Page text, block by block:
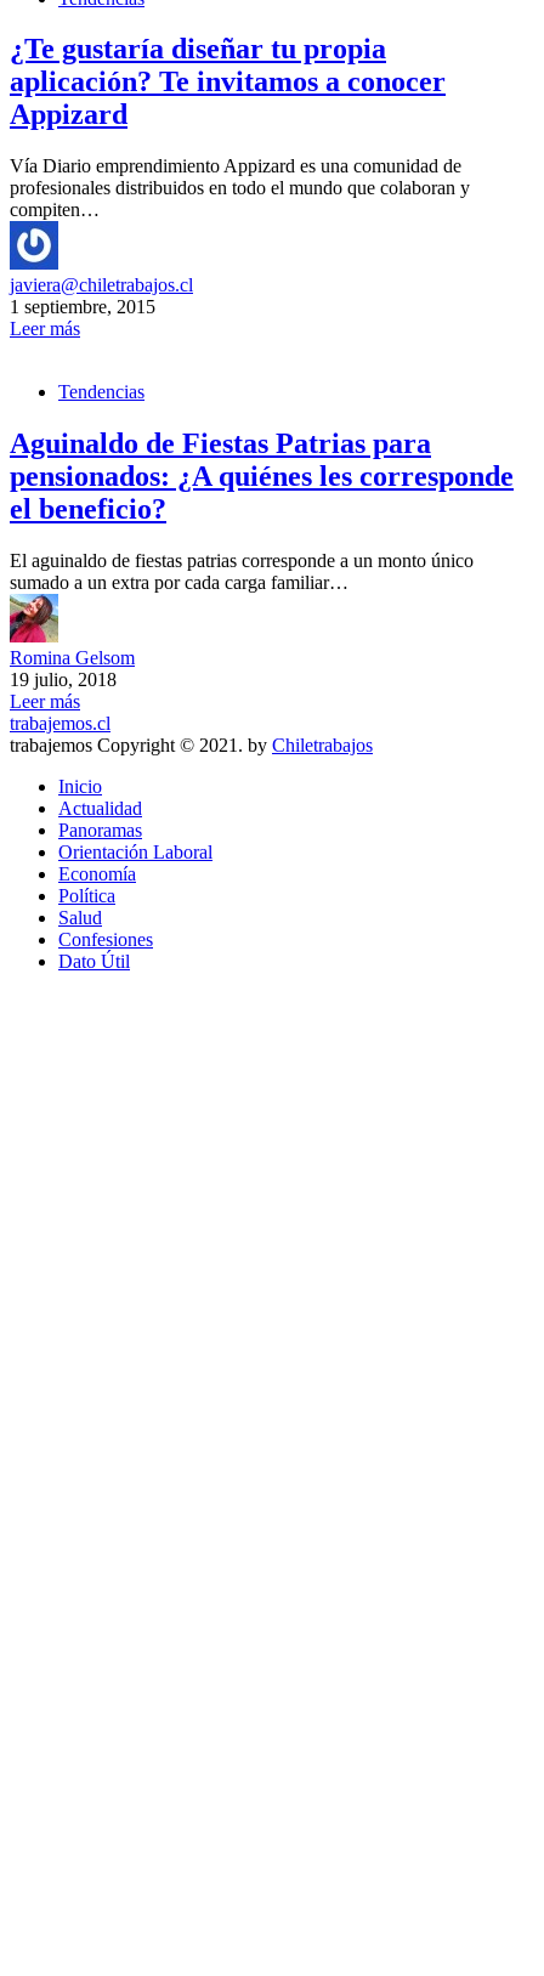
¿Te gustaría diseñar tu propia
aplicación? Te invitamos a conocer
Appizard
Vía Diario emprendimiento Appizard es una comunidad de
profesionales distribuidos en todo el mundo que colaboran y
compiten…
javiera@chiletrabajos.cl
1 septiembre, 2015
Leer más
Tendencias
Aguinaldo de Fiestas Patrias para
pensionados: ¿A quiénes les corresponde
el beneficio?
El aguinaldo de fiestas patrias corresponde a un monto único
sumado a un extra por cada carga familiar…
Romina Gelsom
19 julio, 2018
Leer más
trabajemos.cl
trabajemos Copyright © 2021. by Chiletrabajos
Inicio
Actualidad
Panoramas
Orientación Laboral
Economía
Política
Salud
Confesiones
Dato Útil